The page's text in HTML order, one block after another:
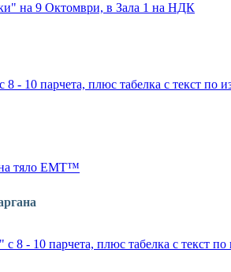
на 9 Октомври, в Зала 1 на НДК
8 - 10 парчета, плюс табелка с текст по
тяло EMT™
8 - 10 парчета, плюс табелка с текст по